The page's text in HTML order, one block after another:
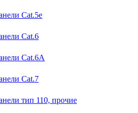
Cat.5e
Cat.6
Cat.6A
Cat.7
тип 110, прочие